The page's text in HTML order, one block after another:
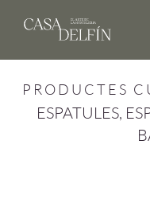
PRODUCTES
ESPATULES,